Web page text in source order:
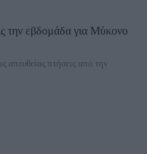
την εβδομάδα για Μύκονο
απευθείας πτήσεις από την